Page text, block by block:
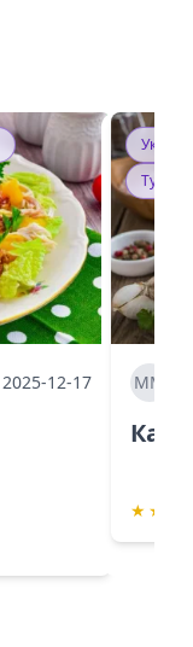
2025-12-17 ММ
★ ★